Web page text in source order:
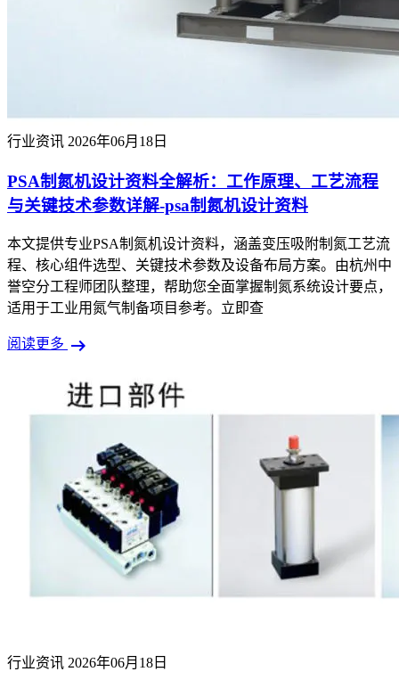
行业资讯 2026年06月18日
PSA制氮机设计资料全解析：工作原理、工艺流程
与关键技术参数详解-psa制氮机设计资料
本文提供专业PSA制氮机设计资料，涵盖变压吸附制氮工艺流
程、核心组件选型、关键技术参数及设备布局方案。由杭州中
誉空分工程师团队整理，帮助您全面掌握制氮系统设计要点，
适用于工业用氮气制备项目参考。立即查
阅读更多 arrow_right_alt
行业资讯 2026年06月18日